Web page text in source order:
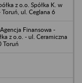
z o.o. Spółka K. w
ul. Ceglana 6
Finansowa -
z o.o. - ul. Ceramiczna
Toruń